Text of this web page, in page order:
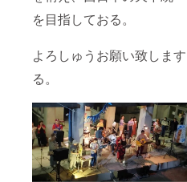
を目指しておる。
よろしゅうお願い致します
る。